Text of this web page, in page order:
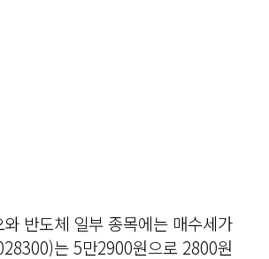
와 반도체 일부 종목에는 매수세가
는 5만2900원으로 2800원